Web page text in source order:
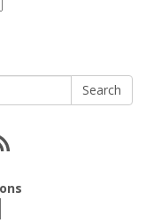
Search
podcasts